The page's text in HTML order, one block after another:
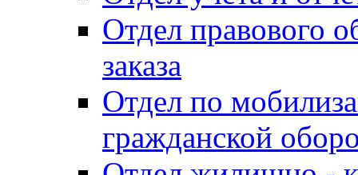
Отдел правового
заказа
Отдел по
гражданской